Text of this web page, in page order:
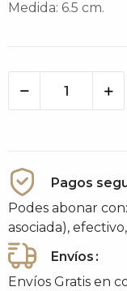
Medida: 6.5 cm.
Pagos
Podes abonar
asociada),
Envíos
Envíos Gratis en